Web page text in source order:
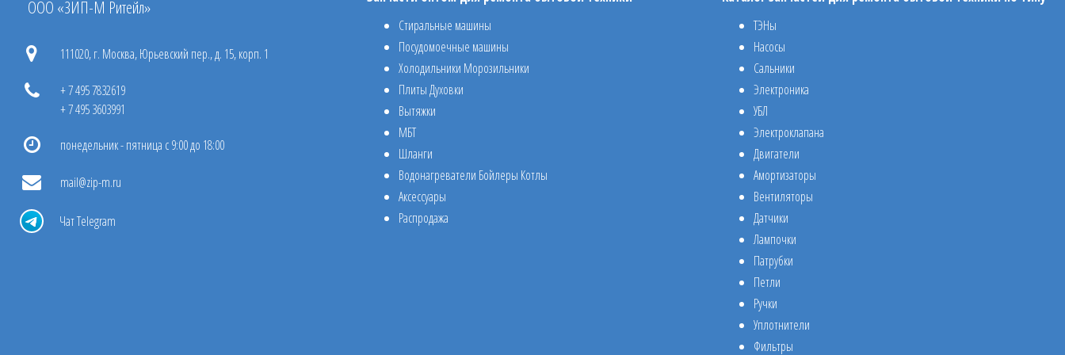
ООО «ЗИП-М Ритейл»
111020, г. Москва, Юрьевский пер., д. 15, корп. 1
+ 7 495 7832619
+ 7 495 3603991
понедельник - пятница с 9:00 до 18:00
mail@zip-m.ru
Чат Telegram
Стиральные машины
Посудомоечные машины
Холодильники Морозильники
Плиты Духовки
Вытяжки
МБТ
Шланги
Водонагреватели Бойлеры Котлы
Аксессуары
Распродажа
ТЭНы
Насосы
Сальники
Электроника
УБЛ
Электроклапана
Двигатели
Амортизаторы
Вентиляторы
Датчики
Лампочки
Патрубки
Петли
Ручки
Уплотнители
Фильтры